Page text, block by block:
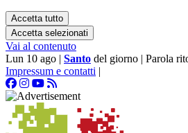
Accetta tutto
Accetta selezionati
Vai al contenuto
Lun 10 ago | Santo del giorno | Parola
Impressum e contatti |